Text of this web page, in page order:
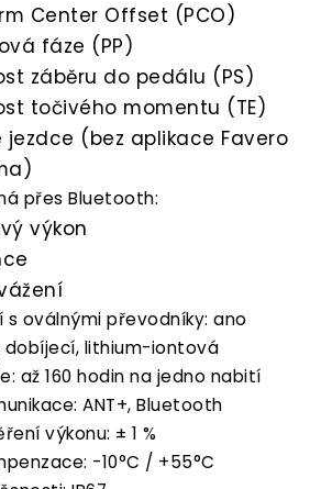
Center Offset (PCO)
fáze (PP)
záběru do pedálu (PS)
točivého momentu (TE)
jezdce (bez aplikace Favero
přes Bluetooth:
výkon
s oválnými převodníky: ano
dobíjecí, lithium-iontová
až 160 hodin na jedno nabití
ANT+, Bluetooth
výkonu: ± 1 %
-10°C / +55°C